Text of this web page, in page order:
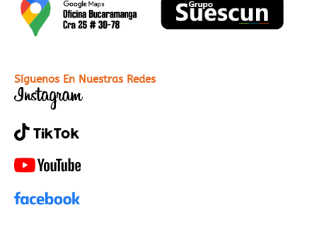
Síguenos En Nuestras Redes